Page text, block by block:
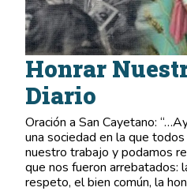
Honrar
Diario
Oración a San Cayetano:
una sociedad en la que
nuestro trabajo y podamos
que nos fueron arrebatados:
respeto, el bien común, la